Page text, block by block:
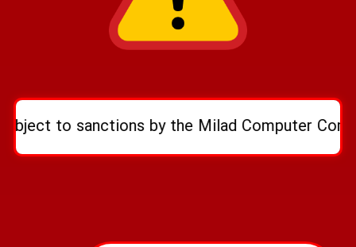
sanctions by the Milad Computer Company.